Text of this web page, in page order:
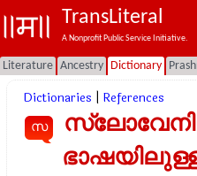
TransLiteral
A Nonprofit Public Service Initiative.
Literature Ancestry Dictionary
Dictionaries References
സ